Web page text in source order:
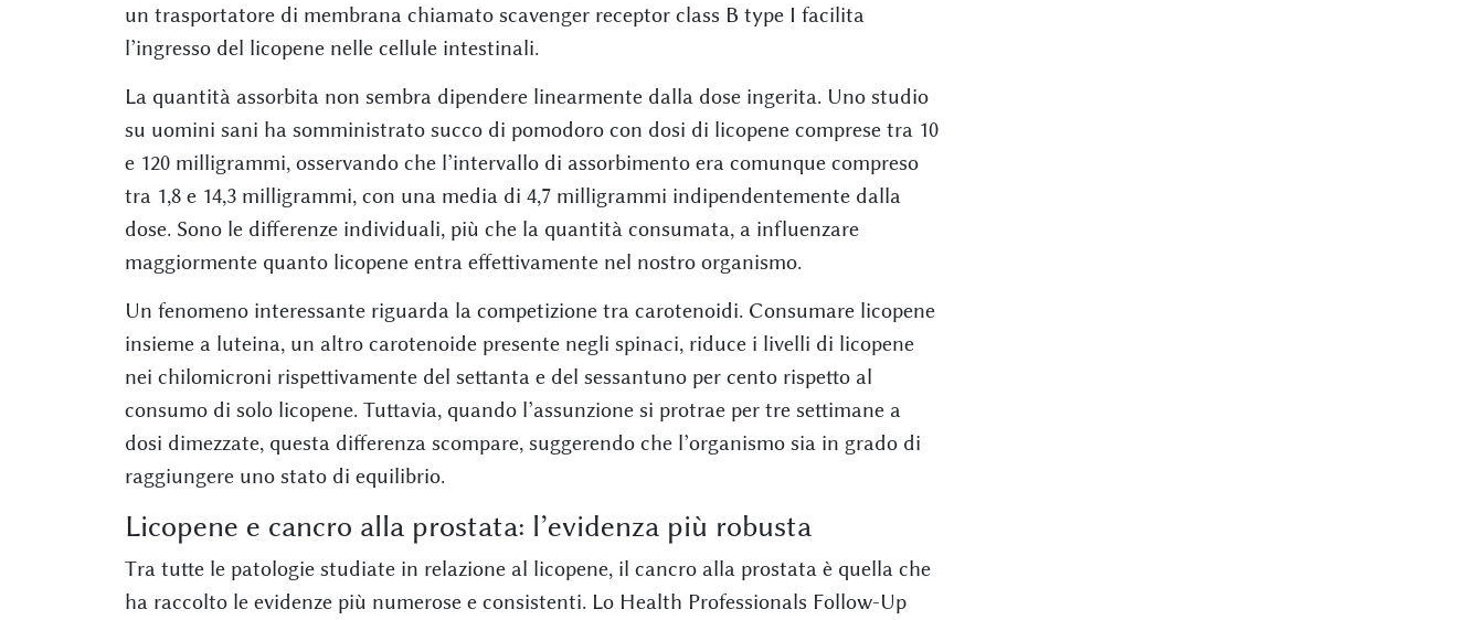
un trasportatore di membrana chiamato scavenger receptor class B type I facilita
l’ingresso del licopene nelle cellule intestinali.
La quantità assorbita non sembra dipendere linearmente dalla dose ingerita. Uno studio
su uomini sani ha somministrato succo di pomodoro con dosi di licopene comprese tra 10
e 120 milligrammi, osservando che l’intervallo di assorbimento era comunque compreso
tra 1,8 e 14,3 milligrammi, con una media di 4,7 milligrammi indipendentemente dalla
dose. Sono le differenze individuali, più che la quantità consumata, a influenzare
maggiormente quanto licopene entra effettivamente nel nostro organismo.
Un fenomeno interessante riguarda la competizione tra carotenoidi. Consumare licopene
insieme a luteina, un altro carotenoide presente negli spinaci, riduce i livelli di licopene
nei chilomicroni rispettivamente del settanta e del sessantuno per cento rispetto al
consumo di solo licopene. Tuttavia, quando l’assunzione si protrae per tre settimane a
dosi dimezzate, questa differenza scompare, suggerendo che l’organismo sia in grado di
raggiungere uno stato di equilibrio.
Licopene e cancro alla prostata: l’evidenza più robusta
Tra tutte le patologie studiate in relazione al licopene, il cancro alla prostata è quella che
ha raccolto le evidenze più numerose e consistenti. Lo Health Professionals Follow-Up